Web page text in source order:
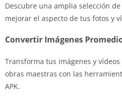
Descubre una amplia selección
mejorar el aspecto de tus fotos y
Convertir Imágenes
Transforma tus imágenes y
obras maestras con las
APK.